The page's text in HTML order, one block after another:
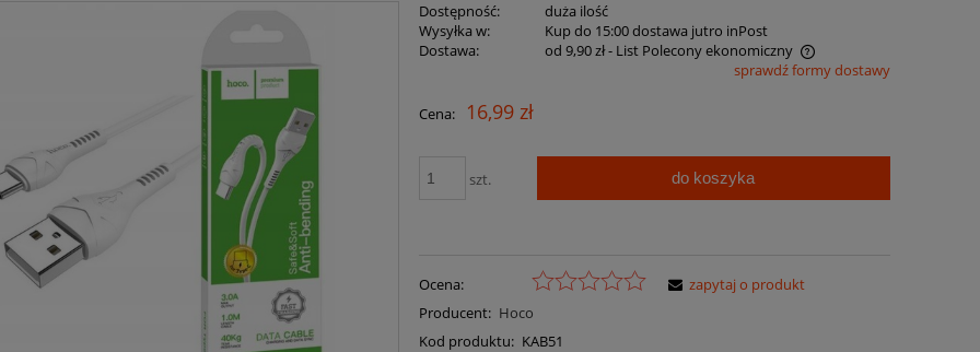
Dostępność:
duża ilość
Wysyłka w:
Kup do 15:00 dostawa jutro inPost
Dostawa:
od 9,90 zł- List Polecony ekonomiczny
płatności
sprawdź formy dostawy
Cena: 16,99 zł
szt. do koszyka
Ocena:
Producent: Hoco
Kod produktu: KAB51
zapytaj o produkt